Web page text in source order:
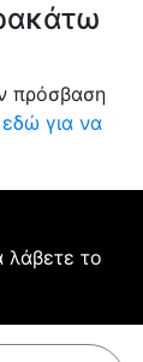
πρόσβαση
για να
λάβετε το